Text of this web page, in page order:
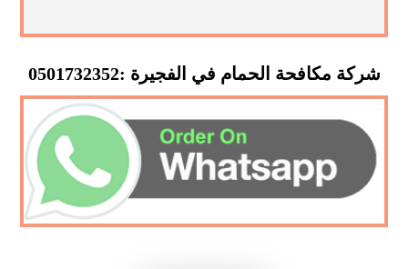
شركة مكافحة الحمام في الفجيرة :0501732352